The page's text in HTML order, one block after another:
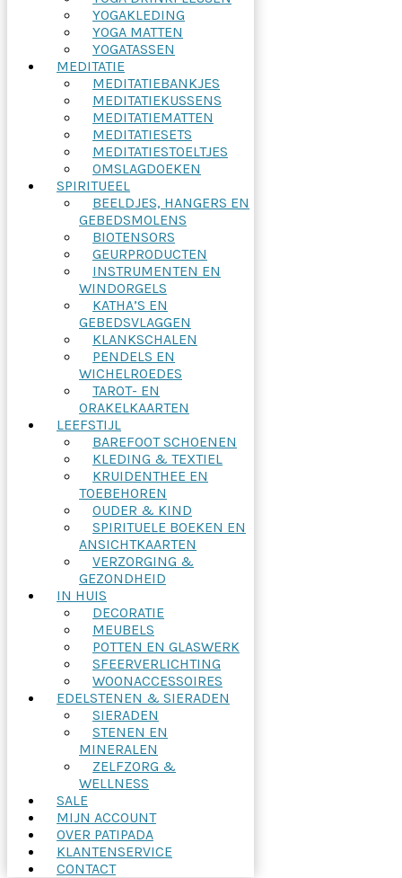
YOGAKLEDING
YOGA MATTEN
YOGATASSEN
MEDITATIE
MEDITATIEBANKJES
MEDITATIEKUSSENS
MEDITATIEMATTEN
MEDITATIESETS
MEDITATIESTOELTJES
OMSLAGDOEKEN
SPIRITUEEL
BEELDJES, HANGERS EN
GEBEDSMOLENS
BIOTENSORS
GEURPRODUCTEN
INSTRUMENTEN EN
WINDORGELS
KATHA’S EN
GEBEDSVLAGGEN
KLANKSCHALEN
PENDELS EN
WICHELROEDES
TAROT- EN
ORAKELKAARTEN
LEEFSTIJL
BAREFOOT SCHOENEN
KLEDING & TEXTIEL
KRUIDENTHEE EN
TOEBEHOREN
OUDER & KIND
SPIRITUELE BOEKEN EN
ANSICHTKAARTEN
VERZORGING &
GEZONDHEID
IN HUIS
DECORATIE
MEUBELS
POTTEN EN GLASWERK
SFEERVERLICHTING
WOONACCESSOIRES
EDELSTENEN & SIERADEN
SIERADEN
STENEN EN
MINERALEN
ZELFZORG &
WELLNESS
SALE
MIJN ACCOUNT
OVER PATIPADA
KLANTENSERVICE
CONTACT